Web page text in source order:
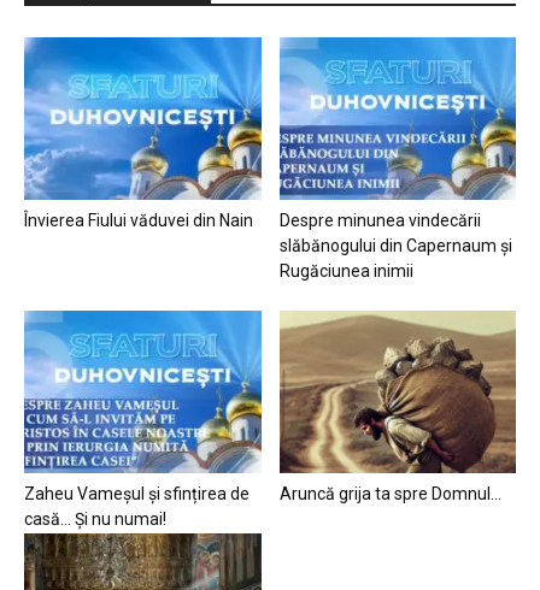
Învierea Fiului văduvei din Nain
Despre minunea vindecării
slăbănogului din Capernaum și
Rugăciunea inimii
Zaheu Vameșul și sfințirea de
casă… Și nu numai!
Aruncă grija ta spre Domnul…